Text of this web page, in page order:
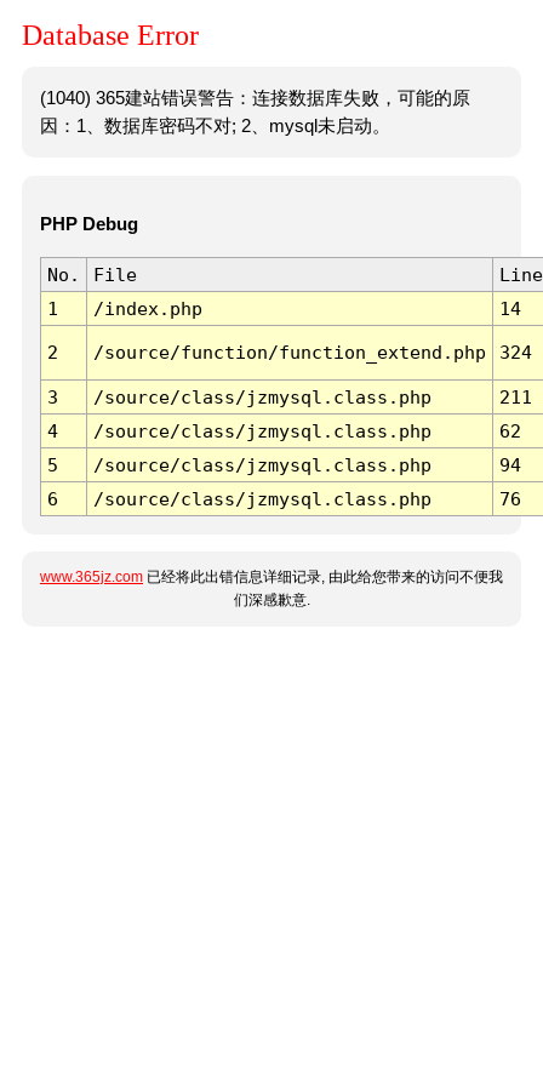
Database Error
(1040) 365建站错误警告：连接数据库失败，可能的原
因：1、数据库密码不对; 2、mysql未启动。
PHP Debug
No. File
Line
1
/index.php 14
2 /source/function/function_extend.php 324
3 /source/class/jzmysql.class.php
211
4
/source/class/jzmysql.class.php
62
5
/source/class/jzmysql.class.php
94
6
/source/class/jzmysql.class.php 76
www.365jz.com 已经将此出错信息详细记录, 由此给您带来的访问不便我
们深感歉意.